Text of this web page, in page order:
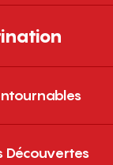
Découvertes
26 août